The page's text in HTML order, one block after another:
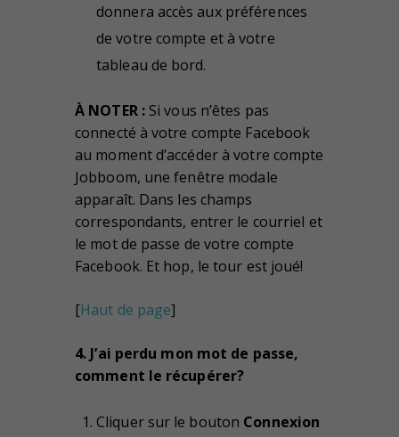
donnera accès aux préférences
de votre compte et à votre
tableau de bord.
À NOTER :Si vous n’êtes pas
connecté à votre compte Facebook
au moment d’accéder à votre compte
Jobboom, une fenêtre modale
apparaît. Dans les champs
correspondants, entrer le courriel et
le mot de passe de votre compte
Facebook. Et hop, le tour est joué!
[Haut de page]
4. J’ai perdu mon mot de passe,
comment le récupérer?
Cliquer sur le bouton Connexion